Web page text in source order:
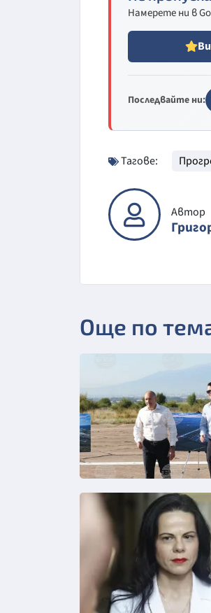
Намерете ни в
Последвайте ни:
Тагове:
Автор
Още по